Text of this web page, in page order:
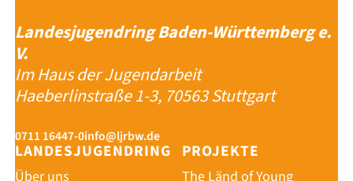
Landesjugendring Baden-Württemberg e.
V.
Im Haus der Jugendarbeit
Haeberlinstraße 1-3, 70563 Stuttgart
0711 16447-0info@ljrbw.de
LANDESJUGENDRING
Über uns
PROJEKTE
The Länd of Young